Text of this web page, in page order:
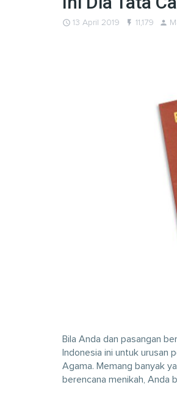
query_builder 13 April 2019 flash_on 11,179 person
Bila Anda dan pasangan
Indonesia ini untuk urusan
Agama. Memang banyak
berencana menikah, Anda